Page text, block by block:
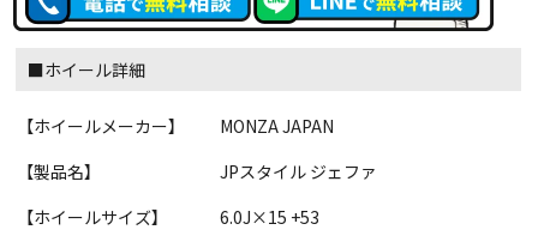
■ホイール詳細
【ホイールメーカー】
MONZA JAPAN
【製品名】
JPスタイル ジェファ
【ホイールサイズ】
6.0J×15 +53